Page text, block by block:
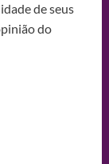
de seus
do